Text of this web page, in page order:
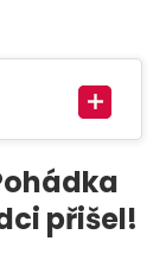
přišel!